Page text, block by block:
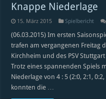
Knappe Niederlage
15. März 2015 Spielbericht
(06.03.2015) Im ersten
trafen am vergangenen Freitag
Kirchheim und des PSV
Trotz eines spannenden Spiels
Niederlage von 4 : 5 (2:0, 2:1,
konnten die …